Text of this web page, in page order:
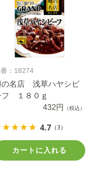
：18274
の名店 浅草ハヤシビ
フ １８０ｇ
432円
（税込）
4.7 （3）
カートに入れる